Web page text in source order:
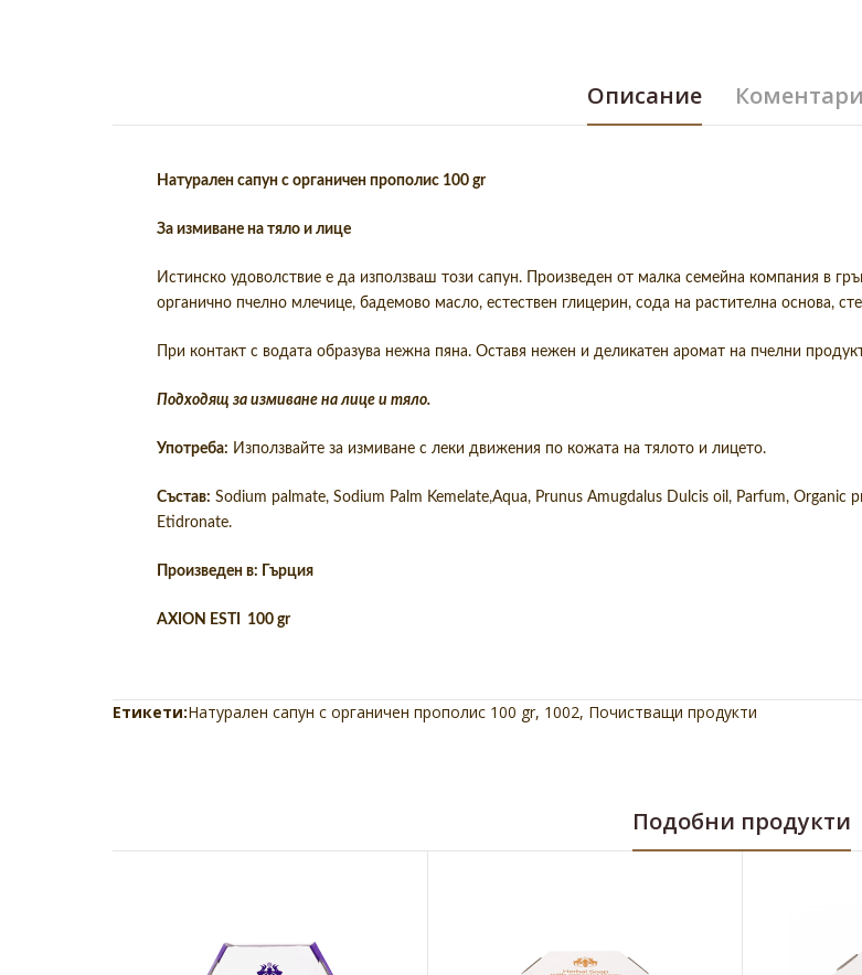
Описание
Натурален сапун с органичен прополис 100 gr
За измиване на тяло и лице
Истинско удоволствие е да използваш този сапун. Произведен от малка семейна компания в
органично пчелно млечице, бадемово масло, естествен глицерин, сода на растителна основа,
При контакт с водата образува нежна пяна. Оставя нежен и деликатен аромат на пчелни
Подходящ за измиване на лице и тяло.
Употреба: Използвайте за измиване с леки движения по кожата на тялото и лицето.
Състав: Sodium palmate, Sodium Palm Kemelate,Aqua, Prunus Amugdalus Dulcis oil, Parfum, Organic
Etidronate.
Произведен в: Гърция
AXION ESTI 100 gr
Етикети:Натурален сапун с органичен прополис 100 gr, 1002, Почистващи продукти
Подобни продукти